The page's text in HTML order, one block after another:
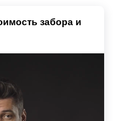
забора и